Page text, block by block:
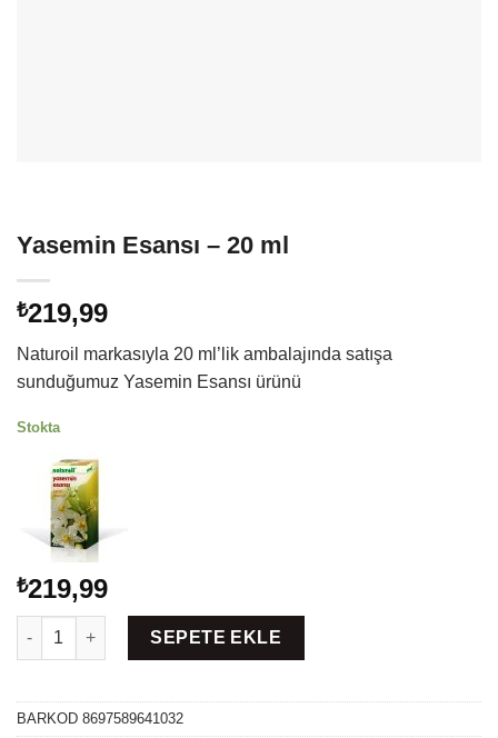
Yasemin Esansı – 20 ml
₺219,99
Naturoil markasıyla 20 ml’lik ambalajında satışa
sunduğumuz Yasemin Esansı ürünü
Stokta
₺219,99
Yasemin Esansı - 20 ml adet
SEPETE EKLE
BARKOD 8697589641032